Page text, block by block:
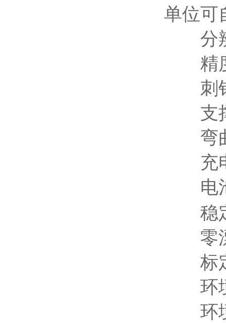
单位可
分辨
精度
刺针
支撑
弯曲
充电
电池
稳定
零漂
标定
环境
环境